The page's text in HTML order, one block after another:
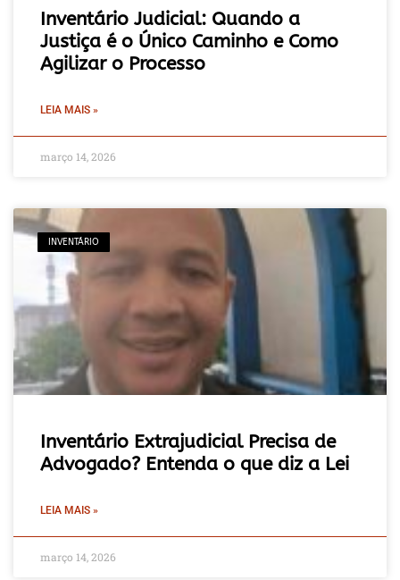
Inventário Judicial: Quando a
Justiça é o Único Caminho e Como
Agilizar o Processo
LEIA MAIS »
março 14, 2026
INVENTÁRIO
Inventário Extrajudicial Precisa de
Advogado? Entenda o que diz a Lei
LEIA MAIS »
março 14, 2026